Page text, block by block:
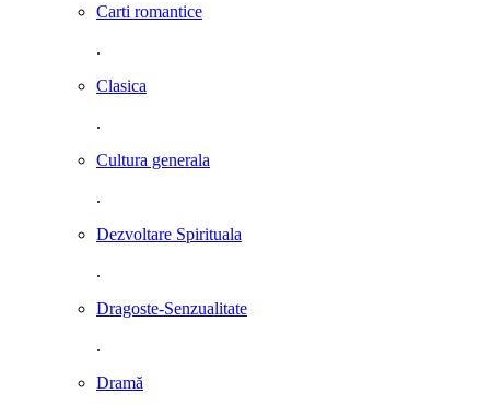
Carti romantice
.
Clasica
.
Cultura generala
.
Dezvoltare Spirituala
.
Dragoste-Senzualitate
.
Dramă